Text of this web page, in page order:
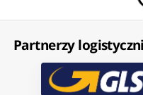
Partnerzy logistyczni